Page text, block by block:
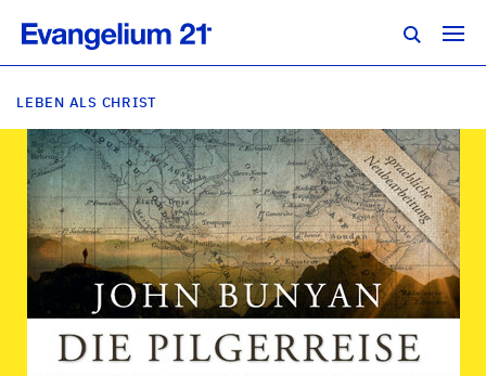
LEBEN ALS CHRIST